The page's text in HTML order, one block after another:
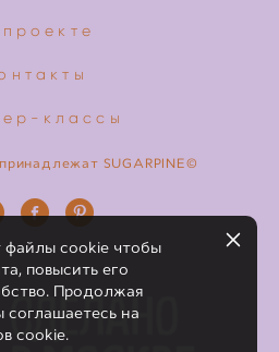
классы
SUGARPINE©
файлы cookie чтобы
повысить его
Продолжая
соглашаетесь на
cookie.